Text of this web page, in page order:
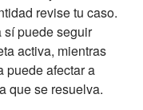
revise tu caso.
sí puede seguir
activa, mientras
puede afectar a
que se resuelva.